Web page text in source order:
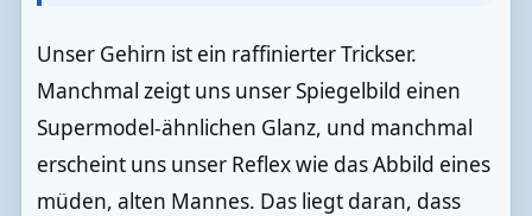
Unser Gehirn ist ein raffinierter Trickser.
Manchmal zeigt uns unser Spiegelbild einen
Supermodel-ähnlichen Glanz, und manchmal
erscheint uns unser Reflex wie das Abbild eines
müden, alten Mannes. Das liegt daran, dass